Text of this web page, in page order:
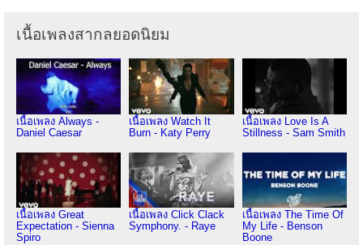
เนื้อเพลงสากลยอดนิยม
เนื้อเพลง Always -
Daniel Caesar
เนื้อเพลง Watch It
Burn - Katy Perry
เนื้อเพลง Love Is A
Stillness - Sam Smith
เนื้อเพลง Great
Expectation - Sienna
Spiro
เนื้อเพลง Click Clack
Symphony. - Raye
เนื้อเพลง The Time Of
My Life - Benson
Boone